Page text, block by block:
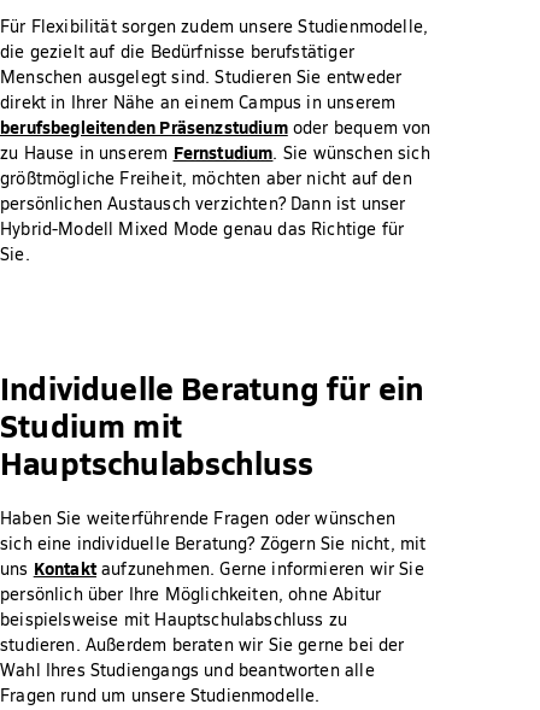
Für Flexibilität sorgen zudem unsere Studienmodelle,
die gezielt auf die Bedürfnisse berufstätiger
Menschen ausgelegt sind. Studieren Sie entweder
direkt in Ihrer Nähe an einem Campus in unserem
berufsbegleitenden Präsenzstudiumoder bequem von
zu Hause in unserem Fernstudium. Sie wünschen sich
größtmögliche Freiheit, möchten aber nicht auf den
persönlichen Austausch verzichten? Dann ist unser
Hybrid-Modell Mixed Mode genau das Richtige für
Sie.
Individuelle Beratung für ein
Studium mit
Hauptschulabschluss
Haben Sie weiterführende Fragen oder wünschen
sich eine individuelle Beratung? Zögern Sie nicht, mit
uns Kontaktaufzunehmen. Gerne informieren wir Sie
persönlich über Ihre Möglichkeiten, ohne Abitur
beispielsweise mit Hauptschulabschluss zu
studieren. Außerdem beraten wir Sie gerne bei der
Wahl Ihres Studiengangs und beantworten alle
Fragen rund um unsere Studienmodelle.